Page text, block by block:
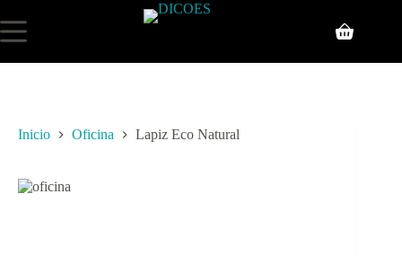
Inicio Oficina Lapiz Eco Natural